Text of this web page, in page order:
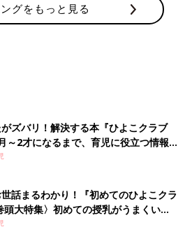
、洗濯動線を短くするために前述し
タオルの収納場所を見直す』『ファ
衣類収納を１か所にまとめる』『下
放り込む』『下着や靴下は色を人別
に、小さな工夫を組み合わせてみる
ラクになると思いますよ」（中山あ
グをもっと見る
ズバリ！解決する本『ひよこクラブ
2才になるまで、育児に役立つ情報が
話まるわかり！『初めてのひよこクラ
頭大特集〉初めての授乳がうまくい
ミルクの基本と夏のトラブル 解決テ